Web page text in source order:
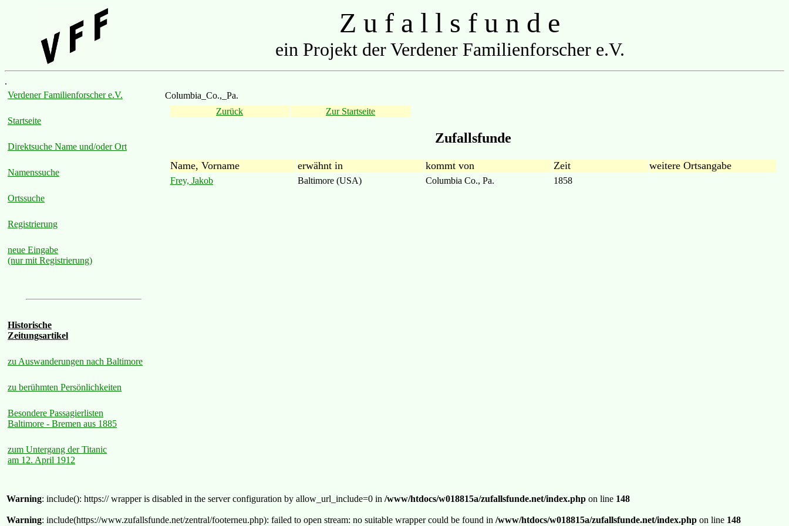
Z u f a l l s f u n d e
ein Projekt der Verdener Familienforscher e.V.
.
Verdener Familienforscher e.V.
Startseite
Direktsuche Name und/oder Ort
Namenssuche
Ortssuche
Registrierung
neue Eingabe
(nur mit Registrierung)
Historische
Zeitungsartikel
zu Auswanderungen nach Baltimore
zu berühmten Persönlichkeiten
Besondere Passagierlisten
Baltimore - Bremen aus 1885
zum Untergang der Titanic
am 12. April 1912
Columbia_Co.,_Pa.
Zurück
Zur Startseite
Zufallsfunde
Name, Vorname erwähnt in kommt von Zeit weitere Ortsangabe
Frey, Jakob Baltimore (USA) Columbia Co., Pa. 1858
Warning: include(): https:// wrapper is disabled in the server configuration by allow_url_include=0 in /www/htdocs/w018815a/zufallsfunde.net/index.php on line 148
Warning: include(https://www.zufallsfunde.net/zentral/footerneu.php): failed to open stream: no suitable wrapper could be found in /www/htdocs/w018815a/zufallsfunde.net/index.php on line 148